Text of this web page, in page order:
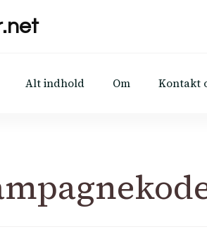
Alt indhold Om Kontakt